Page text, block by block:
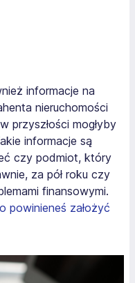
informacje na
nieruchomości
przyszłości mogłyby
informacje są
czy podmiot, który
za pół roku czy
finansowymi.
powinieneś założyć